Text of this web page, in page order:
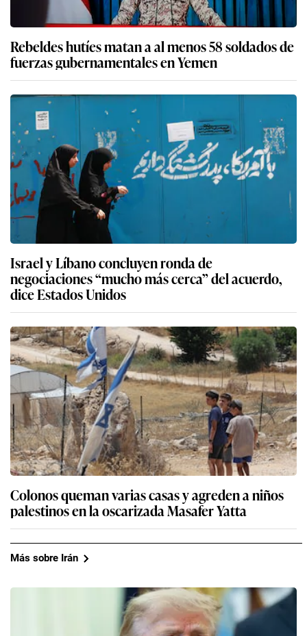
Rebeldes hutíes matan a al menos 58 soldados de
fuerzas gubernamentales en Yemen
Israel y Líbano concluyen ronda de
negociaciones “mucho más cerca” del acuerdo,
dice Estados Unidos
Colonos queman varias casas y agreden a niños
palestinos en la oscarizada Masafer Yatta
Más sobre Irán